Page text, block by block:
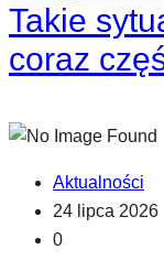
Takie
coraz
Aktualności
24 lipca 2026
0